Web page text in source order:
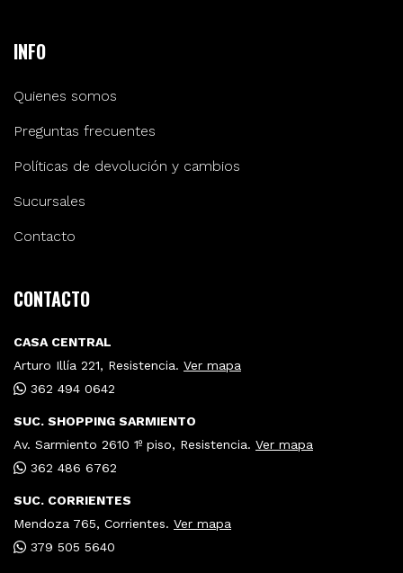
INFO
Quienes somos
Preguntas frecuentes
Políticas de devolución y cambios
Sucursales
Contacto
CONTACTO
CASA CENTRAL
Arturo Illía 221, Resistencia. Ver mapa
362 494 0642
SUC. SHOPPING SARMIENTO
Av. Sarmiento 2610 1º piso, Resistencia. Ver mapa
362 486 6762
SUC. CORRIENTES
Mendoza 765, Corrientes. Ver mapa
379 505 5640